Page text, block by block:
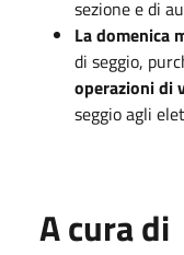
sezione e di
La domenica
di seggio,
operazioni di
seggio agli
A cura di